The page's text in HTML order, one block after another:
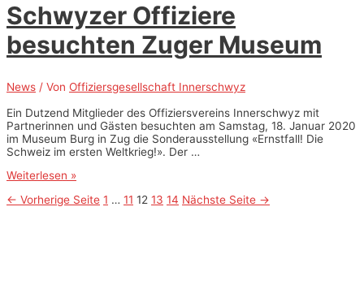
Offiziere
Schwyzer Offiziere
besuchten Zuger Museum
News / Von Offiziersgesellschaft Innerschwyz
Ein Dutzend Mitglieder des Offiziersvereins Innerschwyz mit
Partnerinnen und Gästen besuchten am Samstag, 18. Januar 2020
im Museum Burg in Zug die Sonderausstellung «Ernstfall! Die
Schweiz im ersten Weltkrieg!». Der …
Schwyzer
besuchten
Weiterlesen »
Posts
← Vorherige Seite 1 … 11 12 13 14 Nächste Seite →